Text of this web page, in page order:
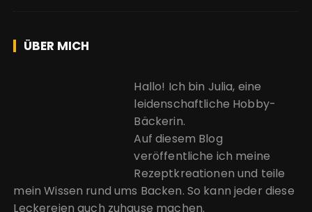
ÜBER MICH
Hallo! Ich bin Julia, eine
leidenschaftliche Hobby-
Bäckerin.
Auf diesem Blog
veröffentliche ich meine
Rezeptkreationen und teile
mein Wissen rund ums Backen. So kann jeder diese
Leckereien auch zuhause machen.